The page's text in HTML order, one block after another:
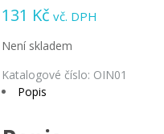
131 Kč vč. DPH
Není skladem
Katalogové číslo: OIN01
Popis